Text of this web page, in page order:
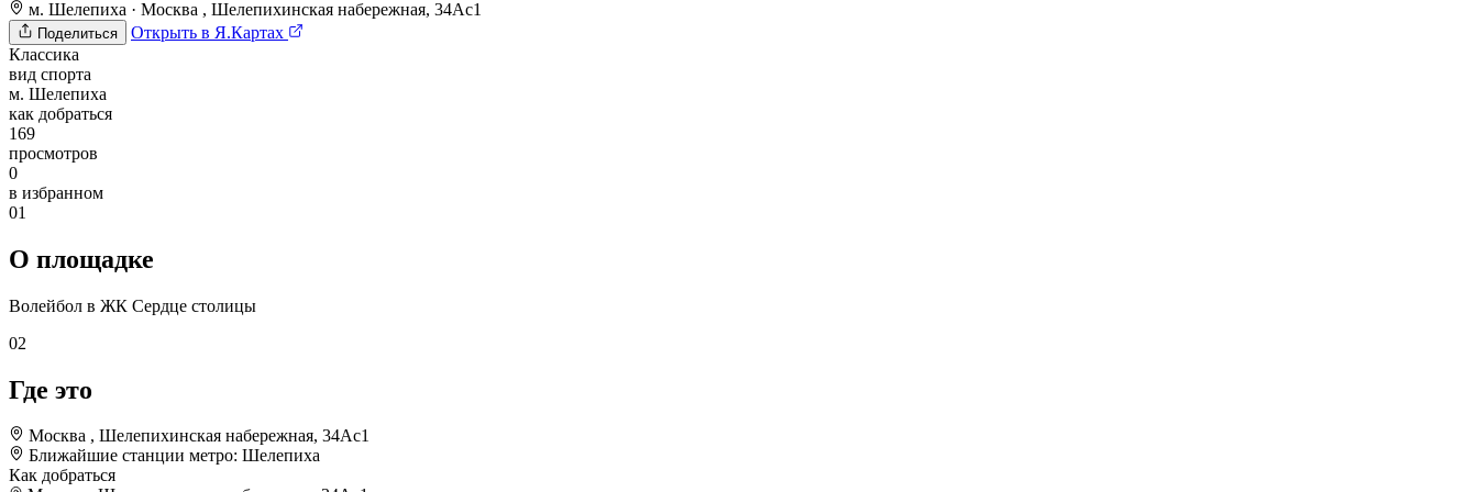
м. Шелепиха · Москва , Шелепихинская набережная, 34Ас1
Поделиться
Открыть в Я.Картах
Классика
вид спорта
м. Шелепиха
как добраться
169
просмотров
0
в избранном
01
О площадке
Волейбол в ЖК Сердце столицы
02
Где это
Москва , Шелепихинская набережная, 34Ас1
Ближайшие станции метро: Шелепиха
Как добраться